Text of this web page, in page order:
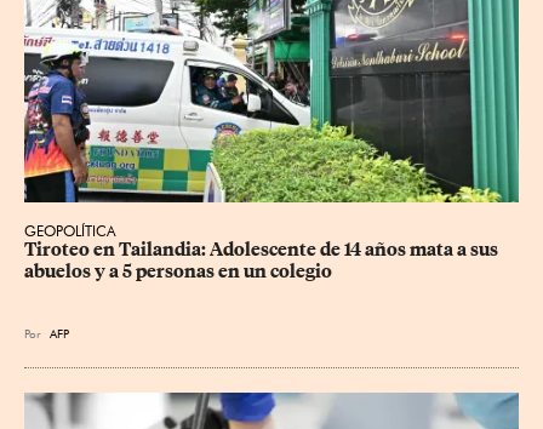
GEOPOLÍTICA
Tiroteo en Tailandia: Adolescente de 14 años mata a sus
abuelos y a 5 personas en un colegio
Por AFP